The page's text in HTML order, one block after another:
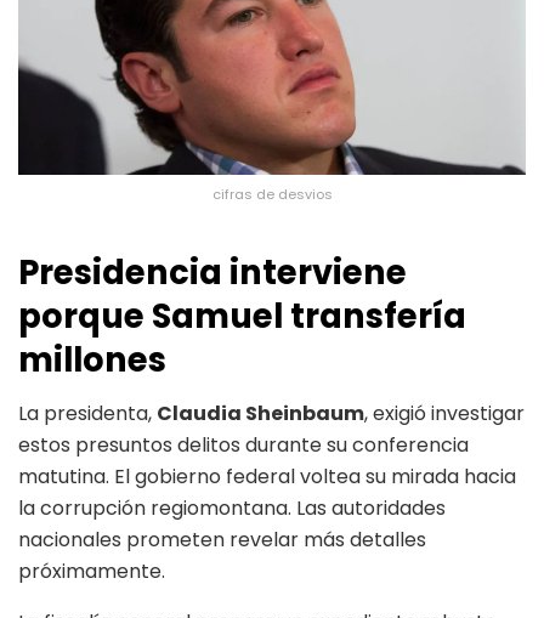
cifras de desvios
Presidencia interviene
porque Samuel transfería
millones
La presidenta, Claudia Sheinbaum, exigió investigar
estos presuntos delitos durante su conferencia
matutina. El gobierno federal voltea su mirada hacia
la corrupción regiomontana. Las autoridades
nacionales prometen revelar más detalles
próximamente.